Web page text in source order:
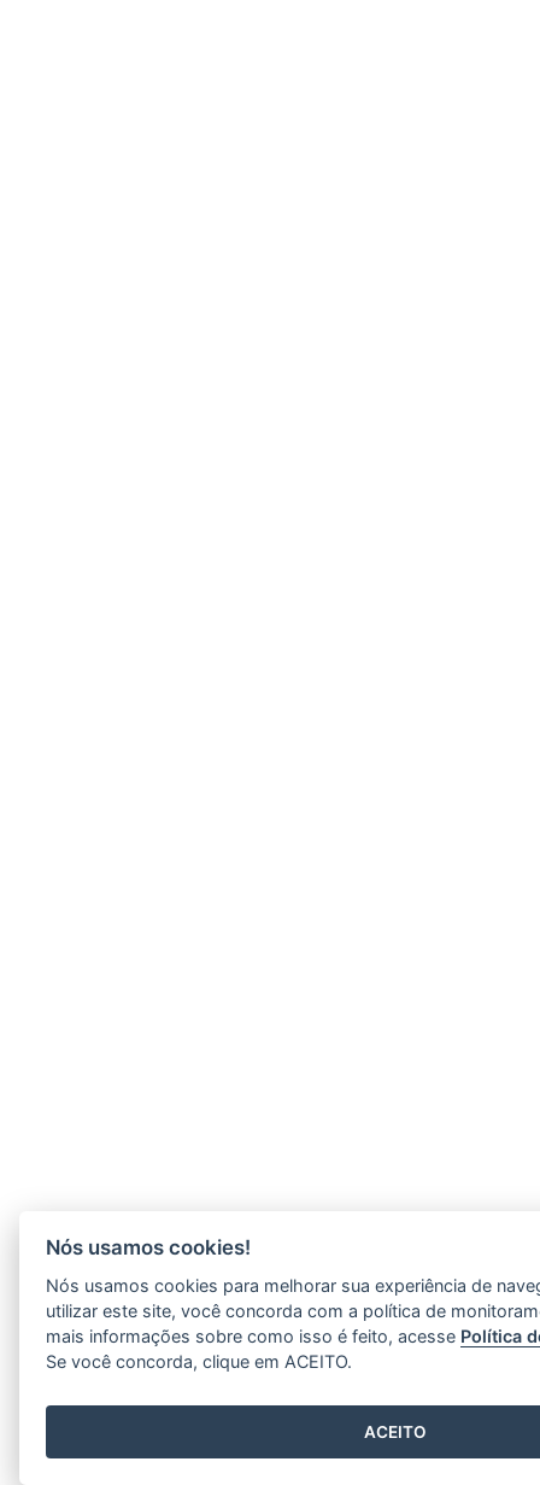
Nós usamos cookies!
Nós usamos cookies para melhorar sua experiência de
utilizar este site, você concorda com a política de
mais informações sobre como isso é feito, acesse Política
Se você concorda, clique em ACEITO.
ACEITO